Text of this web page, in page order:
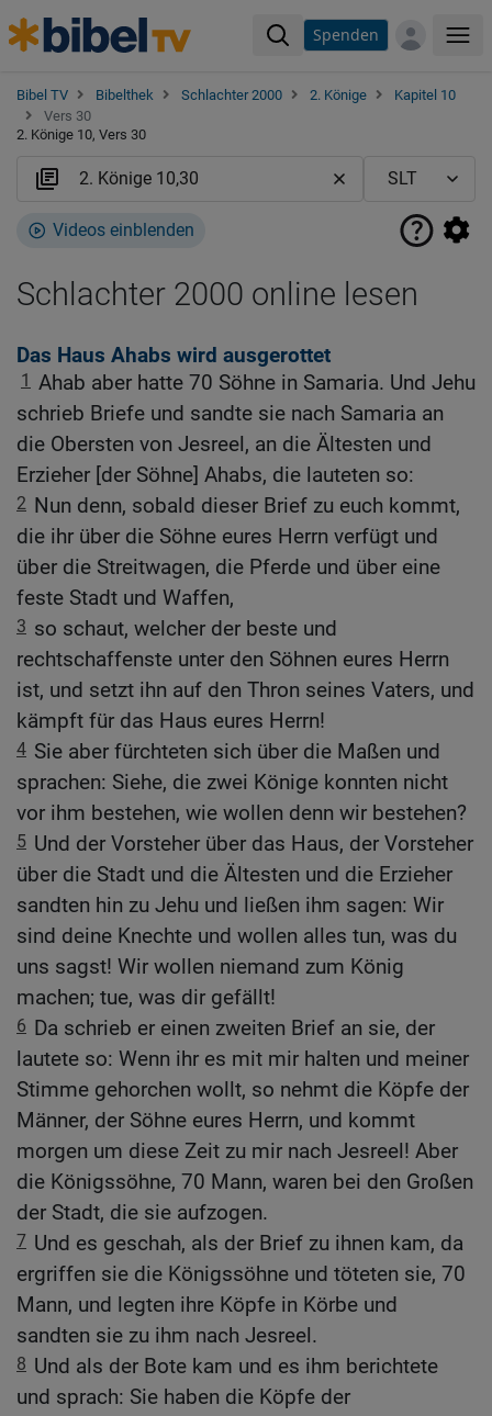
Spenden
Bibel TV Bibelthek Schlachter 2000 2. Könige
Kapitel 10
Vers 30
2. Könige 10, Vers 30
Videos einblenden
Schlachter 2000 online lesen
Das Haus Ahabs wird ausgerottet
1 Ahab aber hatte 70 Söhne in Samaria. Und Jehu
schrieb Briefe und sandte sie nach Samaria an
die Obersten von Jesreel, an die Ältesten und
Erzieher [der Söhne] Ahabs, die lauteten so:
2 Nun denn, sobald dieser Brief zu euch kommt,
die ihr über die Söhne eures Herrn verfügt und
über die Streitwagen, die Pferde und über eine
feste Stadt und Waffen,
3 so schaut, welcher der beste und
rechtschaffenste unter den Söhnen eures Herrn
ist, und setzt ihn auf den Thron seines Vaters, und
kämpft für das Haus eures Herrn!
4 Sie aber fürchteten sich über die Maßen und
sprachen: Siehe, die zwei Könige konnten nicht
vor ihm bestehen, wie wollen denn wir bestehen?
5 Und der Vorsteher über das Haus, der Vorsteher
über die Stadt und die Ältesten und die Erzieher
sandten hin zu Jehu und ließen ihm sagen: Wir
sind deine Knechte und wollen alles tun, was du
uns sagst! Wir wollen niemand zum König
machen; tue, was dir gefällt!
6 Da schrieb er einen zweiten Brief an sie, der
lautete so: Wenn ihr es mit mir halten und meiner
Stimme gehorchen wollt, so nehmt die Köpfe der
Männer, der Söhne eures Herrn, und kommt
morgen um diese Zeit zu mir nach Jesreel! Aber
die Königssöhne, 70 Mann, waren bei den Großen
der Stadt, die sie aufzogen.
7 Und es geschah, als der Brief zu ihnen kam, da
ergriffen sie die Königssöhne und töteten sie, 70
Mann, und legten ihre Köpfe in Körbe und
sandten sie zu ihm nach Jesreel.
8 Und als der Bote kam und es ihm berichtete
und sprach: Sie haben die Köpfe der